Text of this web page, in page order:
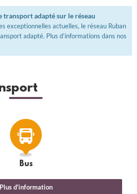
transport adapté sur le réseau
exceptionnelles actuelles, le réseau Ruban
adapté. Plus d’informations dans nos
Bus
Plus d'information